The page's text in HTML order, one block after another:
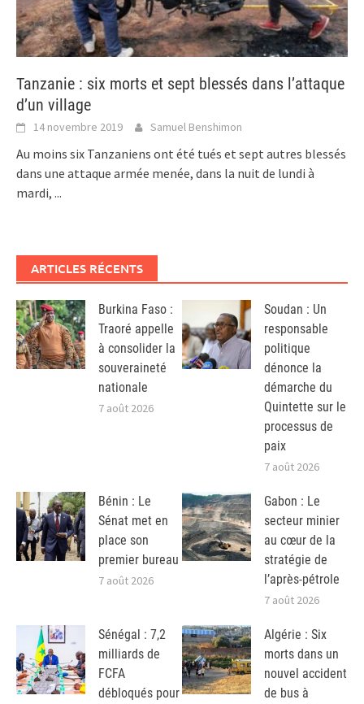
Tanzanie : six morts et sept blessés dans l’attaque
d’un village
14 novembre 2019 Samuel Benshimon
Au moins six Tanzaniens ont été tués et sept autres blessés
dans une attaque armée menée, dans la nuit de lundi à
mardi, ...
ARTICLES RÉCENTS
Burkina Faso :
Traoré appelle
à consolider la
souveraineté
nationale
7 août 2026
Soudan : Un
responsable
politique
dénonce la
démarche du
Quintette sur le
processus de
paix
7 août 2026
Bénin : Le
Sénat met en
place son
premier bureau
7 août 2026
Gabon : Le
secteur minier
au cœur de la
stratégie de
l’après-pétrole
7 août 2026
Sénégal : 7,2
milliards de
FCFA
débloqués pour
Algérie : Six
morts dans un
nouvel accident
de bus à